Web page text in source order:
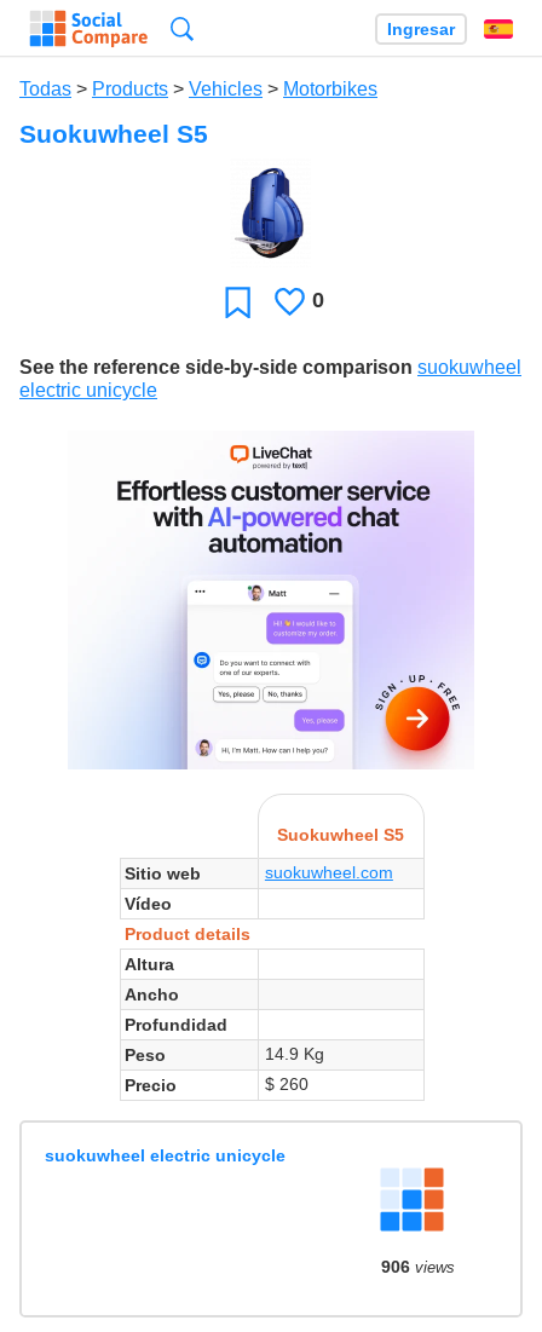
Ingresar
Todas > Products > Vehicles > Motorbikes
Suokuwheel S5
Favoritos
Le
0
See the reference side-by-side comparison suokuwheel
electric unicycle
Suokuwheel S5
Sitio web
suokuwheel.com
Vídeo
Product details
Altura
Ancho
Profundidad
Peso
14.9 Kg
Precio
$ 260
suokuwheel electric unicycle
906views